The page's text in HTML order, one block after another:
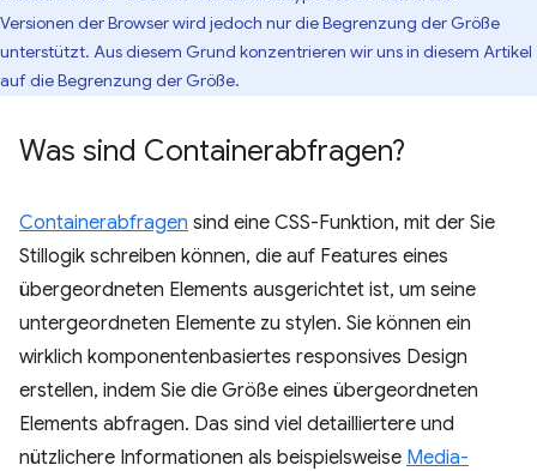
Versionen der Browser wird jedoch nur die Begrenzung der Größe
unterstützt. Aus diesem Grund konzentrieren wir uns in diesem Artikel
auf die Begrenzung der Größe.
Was sind Containerabfragen?
Containerabfragen sind eine CSS-Funktion, mit der Sie
Stillogik schreiben können, die auf Features eines
übergeordneten Elements ausgerichtet ist, um seine
untergeordneten Elemente zu stylen. Sie können ein
wirklich komponentenbasiertes responsives Design
erstellen, indem Sie die Größe eines übergeordneten
Elements abfragen. Das sind viel detailliertere und
nützlichere Informationen als beispielsweise Media-